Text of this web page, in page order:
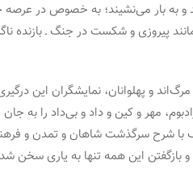
و به بار می‌نشیند؛ به خصوص در
و شکست در جنگ ـ بازنده
و پهلوانان، نمایشگران این
مهر و کین و داد و بی‌داد را به
با شرح سرگذشت شاهان و تمدن و
و بازگفتن این همه تنها به یاری سخن